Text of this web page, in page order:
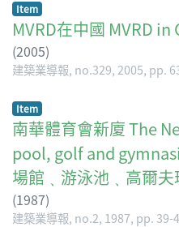
Item
MVRD在中國 MVRD in
(2005)
建築業導報, no.329, 2005, pp.
Item
南華體育會新廈 The
pool, golf and
場館﹑游泳池﹑高爾
(1987)
建築業導報, no.2, 1987, pp. 39-